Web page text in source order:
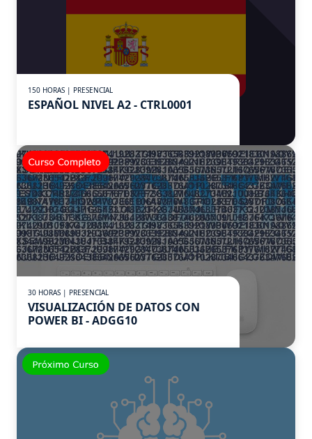
150 HORAS | PRESENCIAL
ESPAÑOL NIVEL A2 - CTRL0001
30 HORAS | PRESENCIAL
VISUALIZACIÓN DE DATOS CON
POWER BI - ADGG10